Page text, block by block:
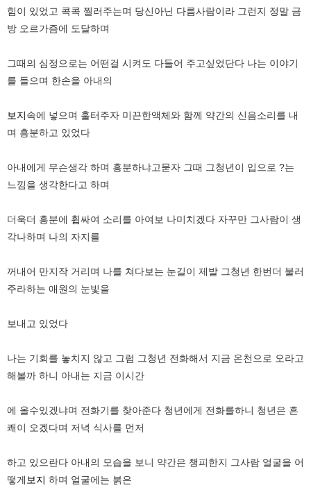
힘이 있었고 콕콕 찔러주는며 당신아닌 다름사람이라 그런지 정말 금
방 오르가즘에 도달하며
그때의 심정으로는 어떤걸 시켜도 다들어 주고싶었단다 나는 이야기
를 들으며 한손을 아내의
보지속에 넣으며 훌터주자 미끈한액체와 함께 약간의 신음소리를 내
며 흥분하고 있었다
아내에게 무슨생각 하며 흥분하냐고묻자 그때 그청년이 입으로 ?는
느낌을 생각한다고 하며
더욱더 흥분에 휩싸여 소리를 아여보 나미치겠다 자꾸만 그사람이 생
각나하며 나의 자지를
꺼내어 만지작 거리며 나를 쳐다보는 눈길이 제발 그청년 한번더 불러
주라하는 애원의 눈빛을
보내고 있었다
나는 기회를 놓치지 않고 그럼 그청년 전화해서 지금 온천으로 오라고
해볼까 하니 아내는 지금 이시간
에 올수있겠냐며 전화기를 찾아준다 청년에게 전화를하니 청년은 흔
쾌이 오겠다며 저녁 식사를 먼저
하고 있으란다 아내의 모습을 보니 약간은 챙피한지 그사람 얼굴을 어
떻게 보지 하며 얼굴에는 붉은